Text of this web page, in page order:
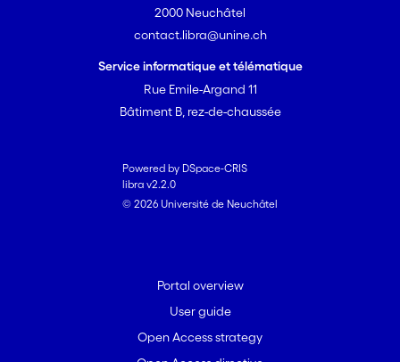
2000 Neuchâtel
contact.libra@unine.ch
Service informatique et télématique
Rue Emile-Argand 11
Bâtiment B, rez-de-chaussée
Powered by DSpace-CRIS
libra v2.2.0
© 2026 Université de Neuchâtel
Portal overview
User guide
Open Access strategy